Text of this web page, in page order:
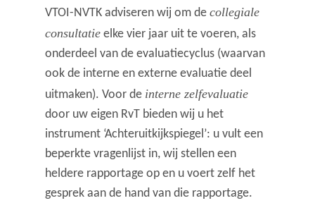
VTOI-NVTK adviseren wij om decollegiale
consultatie elke vier jaar uit te voeren, als
onderdeel van de evaluatiecyclus (waarvan
ook de interne en externe evaluatie deel
uitmaken). Voor de interne zelfevaluatie
door uw eigen RvT bieden wij u het
instrument ‘Achteruitkijkspiegel’: u vult een
beperkte vragenlijst in, wij stellen een
heldere rapportage op en u voert zelf het
gesprek aan de hand van die rapportage.